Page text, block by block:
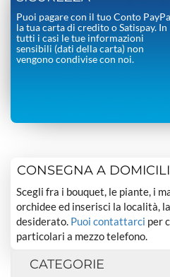
Puoi pagare con il tuo Conto
la tua carta di credito o Satispay. In
tutti i casi le tue informazioni
sensibili (dati della carta) non
vengono condivise con noi.
CONSEGNA A
Scegli fra i bouquet, le piante, i
orchidee ed inserisci la località,
desiderato. Puoi contattarci per
particolari a mezzo telefono.
CATEGORIE